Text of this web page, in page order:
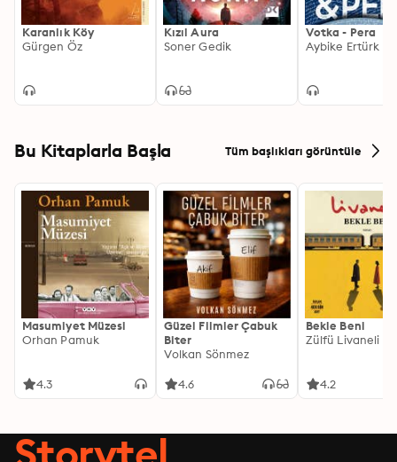
Karanlık Köy
Gürgen Öz
Kızıl Aura
Soner Gedik
Votka - Pera
Aybike Ertürk
Bu Kitaplarla Başla Tüm başlıkları görüntüle
Masumiyet Müzesi
Orhan Pamuk
4.3
Güzel Filmler Çabuk
Biter
Volkan Sönmez
4.6
Bekle Beni
Zülfü Livaneli
4.2